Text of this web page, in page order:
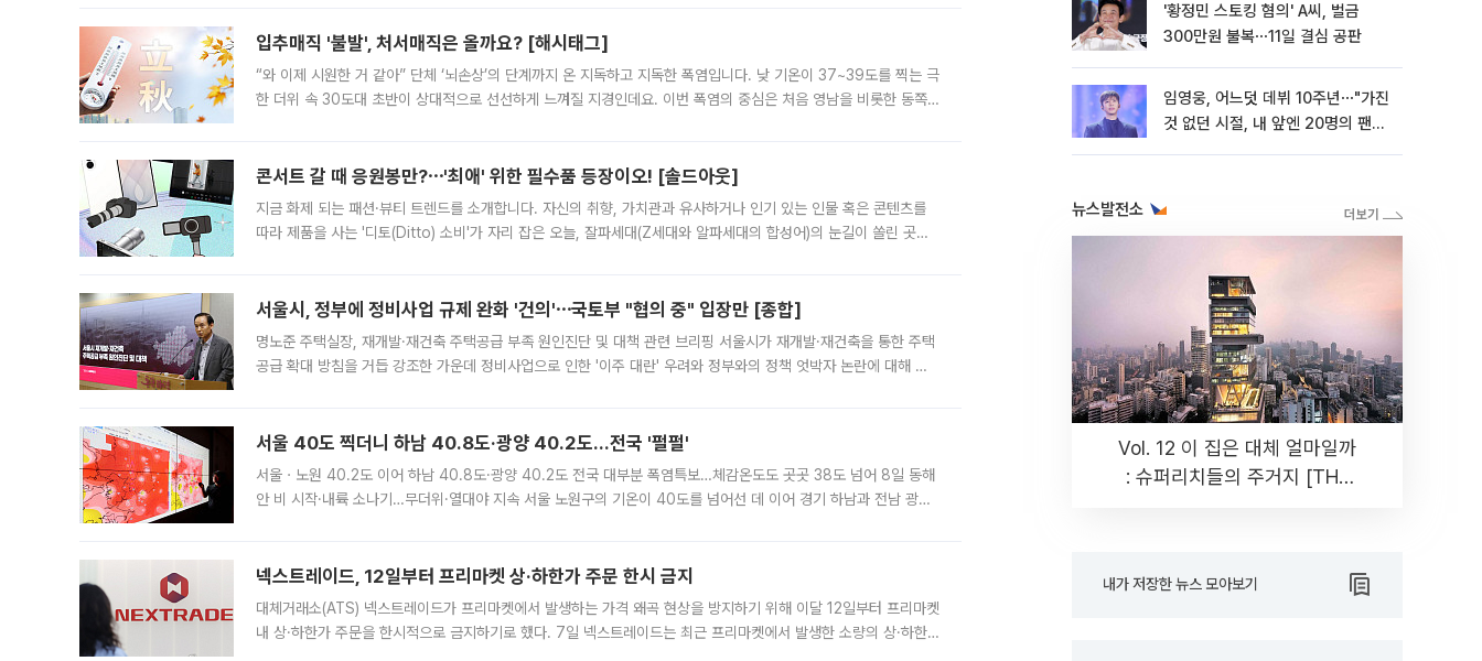
입추매직 '불발', 처서매직은 올까요? [해시태그]
“와 이제 시원한 거 같아” 단체 ‘뇌손상’의 단계까지 온 지독하고 지독한 폭염입니다. 낮 기온이 37~39도를 찍는 극
한 더위 속 30도대 초반이 상대적으로 선선하게 느껴질 지경인데요. 이번 폭염의 중심은 처음 영남을 비롯한 동쪽
콘서트 갈 때 응원봉만?⋯'최애' 위한 필수품 등장이오! [솔드아웃]
지금 화제 되는 패션·뷰티 트렌드를 소개합니다. 자신의 취향, 가치관과 유사하거나 인기 있는 인물 혹은 콘텐츠를
따라 제품을 사는 '디토(Ditto) 소비'가 자리 잡은 오늘, 잘파세대(Z세대와 알파세대의 합성어)의 눈길이 쏠린 곳은
서울시, 정부에 정비사업 규제 완화 '건의'⋯국토부 "협의 중" 입장만 [종합]
명노준 주택실장, 재개발·재건축 주택공급 부족 원인진단 및 대책 관련 브리핑 서울시가 재개발·재건축을 통한 주택
공급 확대 방침을 거듭 강조한 가운데 정비사업으로 인한 '이주 대란' 우려와 정부와의 정책 엇박자 논란에 대해 정
서울 40도 찍더니 하남 40.8도·광양 40.2도…전국 '펄펄'
서울ㆍ노원 40.2도 이어 하남 40.8도·광양 40.2도 전국 대부분 폭염특보…체감온도도 곳곳 38도 넘어 8일 동해
안 비 시작·내륙 소나기…무더위·열대야 지속 서울 노원구의 기온이 40도를 넘어선 데 이어 경기 하남과 전남 광양
넥스트레이드, 12일부터 프리마켓 상·하한가 주문 한시 금지
대체거래소(ATS) 넥스트레이드가 프리마켓에서 발생하는 가격 왜곡 현상을 방지하기 위해 이달 12일부터 프리마켓
내 상·하한가 주문을 한시적으로 금지하기로 했다. 7일 넥스트레이드는 최근 프리마켓에서 발생한 소량의 상·하한
'황정민 스토킹 혐의' A씨, 벌금
300만원 불복⋯11일 결심 공판
임영웅, 어느덧 데뷔 10주년⋯"가진
것 없던 시절, 내 앞엔 20명의 팬
뉴스발전소
Vol. 12 이 집은 대체 얼마일까
: 슈퍼리치들의 주거지 [THE
내가 저장한 뉴스 모아보기